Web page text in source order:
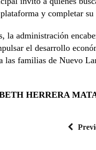
y completar
la administración
el desarrollo
las familias de Nuevo
HERRERA